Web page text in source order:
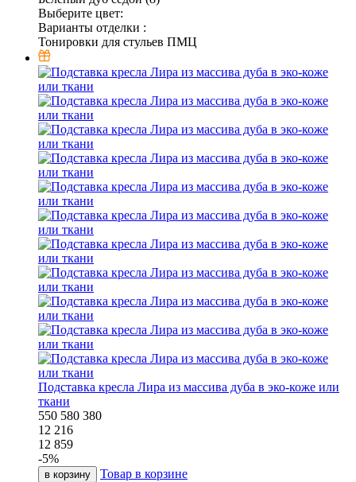
Выберите цвет:
Варианты отделки :
Тонировки для стульев ПМЦ
Подставка кресла Лира из массива дуба в эко-коже или
ткани
550 580 380
12 216
12 859
-5%
в корзину Товар в корзине